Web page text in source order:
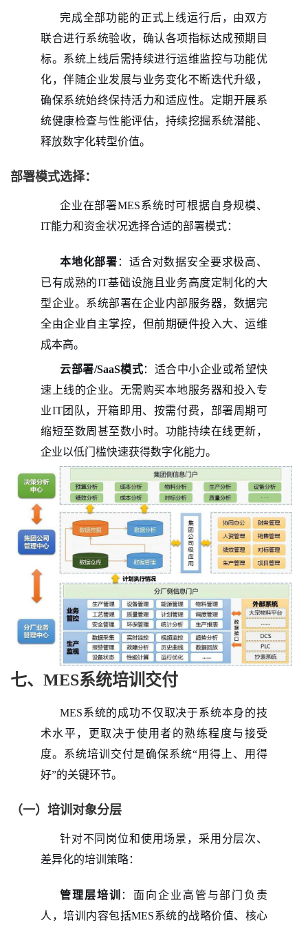
完成全部功能的正式上线运行后，由双方
联合进行系统验收，确认各项指标达成预期目
标。系统上线后需持续进行运维监控与功能优
化，伴随企业发展与业务变化不断迭代升级，
确保系统始终保持活力和适应性。定期开展系
统健康检查与性能评估，持续挖掘系统潜能、
释放数字化转型价值。
部署模式选择：
企业在部署MES系统时可根据自身规模、
IT能力和资金状况选择合适的部署模式：
本地化部署 ：适合对数据安全要求极高、
已有成熟的IT基础设施且业务高度定制化的大
型企业。系统部署在企业内部服务器，数据完
全由企业自主掌控，但前期硬件投入大、运维
成本高。
云部署/SaaS模式：适合中小企业或希望快
速上线的企业。无需购买本地服务器和投入专
业IT团队，开箱即用、按需付费，部署周期可
缩短至数周甚至数小时。功能持续在线更新，
企业以低门槛快速获得数字化能力。
七、MES系统培训交付
MES系统的成功不仅取决于系统本身的技
术水平，更取决于使用者的熟练程度与接受
度。系统培训交付是确保系统“用得上、用得
好”的关键环节。
（一）培训对象分层
针对不同岗位和使用场景，采用分层次、
差异化的培训策略：
管理层培训
：面向企业高管与部门负责
人，培训内容包括MES系统的战略价值、核心